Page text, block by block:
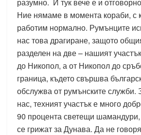
Ние нямаме в момента кораби, с
работим нормално. Румънците
нас това драгиране, защото
разделен на две – нашият
до Никопол, а от Никопол до
граница, където свършва
обслужва от румънските служби.
нас, техният участък е много
90 процента светещи
се грижат за Дунава. Да не